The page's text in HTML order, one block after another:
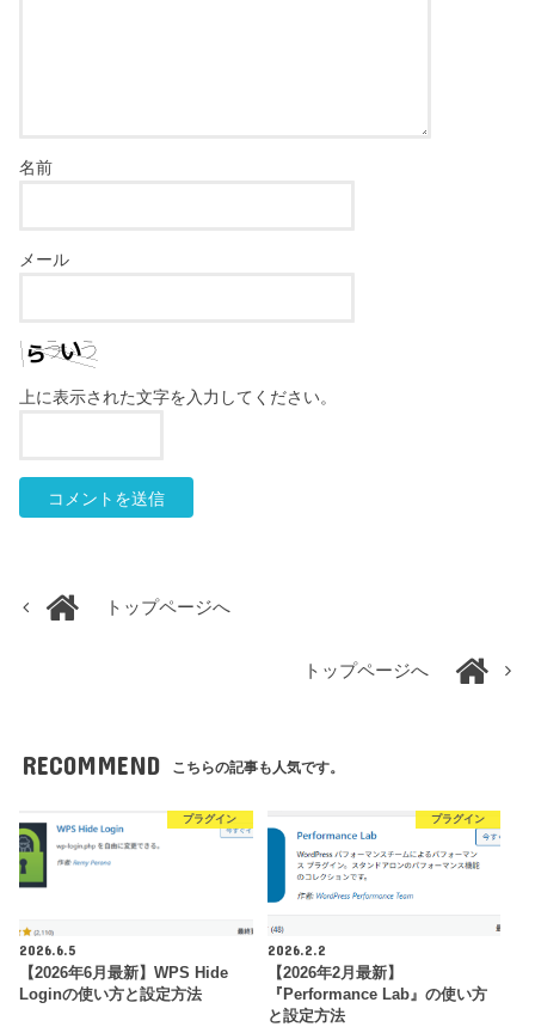
名前
メール
上に表示された文字を入力してください。
トップページへ
トップページへ
RECOMMEND こちらの記事も人気です。
プラグイン
2026.6.5
【2026年6月最新】WPS Hide
Loginの使い方と設定方法
プラグイン
2026.2.2
【2026年2月最新】
『Performance Lab』の使い方
と設定方法